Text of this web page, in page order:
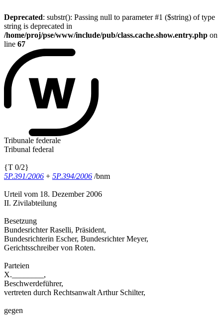
Deprecated: substr(): Passing null to parameter #1 ($string) of type
string is deprecated in
/home/proj/pse/www/include/pub/class.cache.show.entry.php on
line 67
Tribunale federale
Tribunal federal
{T 0/2}
5P.391/2006 + 5P.394/2006 /bnm
Urteil vom 18. Dezember 2006
II. Zivilabteilung
Besetzung
Bundesrichter Raselli, Präsident,
Bundesrichterin Escher, Bundesrichter Meyer,
Gerichtsschreiber von Roten.
Parteien
X.________,
Beschwerdeführer,
vertreten durch Rechtsanwalt Arthur Schilter,
gegen